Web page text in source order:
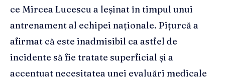
ce Mircea Lucescu a leșinat în timpul unui
antrenament al echipei naționale. Pițurcă a
afirmat că este inadmisibil ca astfel de
incidente să fie tratate superficial și a
accentuat necesitatea unei evaluări medicale